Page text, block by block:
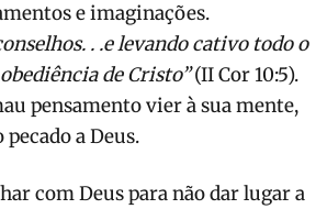
e imaginações.
. .e levando cativo todo o
de Cristo”(II Cor 10:5).
pensamento vier à sua mente,
a Deus.
com Deus para não dar lugar a